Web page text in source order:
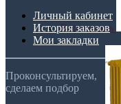
Retro стиль
Личный кабинет
История заказов
Мои закладки
Проконсультируем,
сделаем подбор